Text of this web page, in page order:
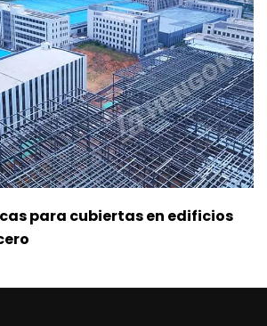
para cubiertas en edificios